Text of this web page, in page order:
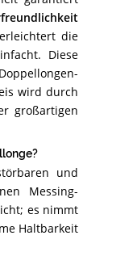
die
Diese
wird durch
großartigen
und
Messing-
es nimmt
Haltbarkeit